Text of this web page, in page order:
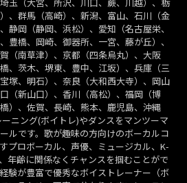
玉（大宮、所沢、川口、蕨、川越）、栃
、群馬（高崎）、新潟、富山、石川（金
静岡（静岡、浜松）、愛知（名古屋栄、
豊橋、岡崎、御器所、一宮、藤が丘）、
（南草津）、京都（四条烏丸）、大阪
、茨木、堺東、豊中、江坂）、兵庫（三
塚、明石）、奈良（大和西大寺）、岡山
（新山口）、香川（高松）、福岡（博
）、佐賀、長崎、熊本、鹿児島、沖縄
ーニング(ボイトレ)やダンスをマンツーマ
ルです。歌が趣味の方向けのボーカルコ
プロボーカル、声優、ミュージカル、K-
年齢に関係なくチャンスを掴むことがで
験が豊富で優秀なボイストレーナー（ボ